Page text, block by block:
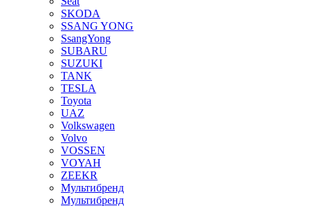
SKODA
SSANG YONG
SsangYong
SUBARU
SUZUKI
TANK
TESLA
Toyota
UAZ
Volkswagen
Volvo
VOSSEN
VOYAH
ZEEKR
Мультибренд
Мультибренд